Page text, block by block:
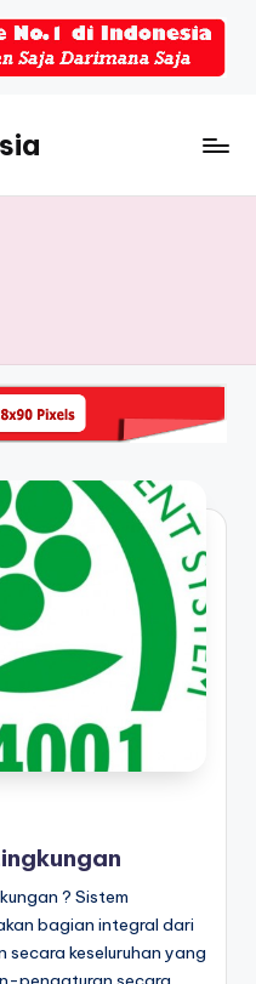
? Sistem
bagian integral dari
secara keseluruhan yang